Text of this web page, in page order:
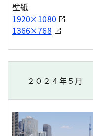
壁紙
1920×1080
1366×768
２０２４年５月